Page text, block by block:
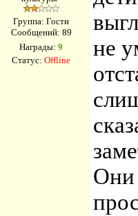
Группа: Гости
Сообщений: 89
Награды: 9
Статус: Offline
не
Они